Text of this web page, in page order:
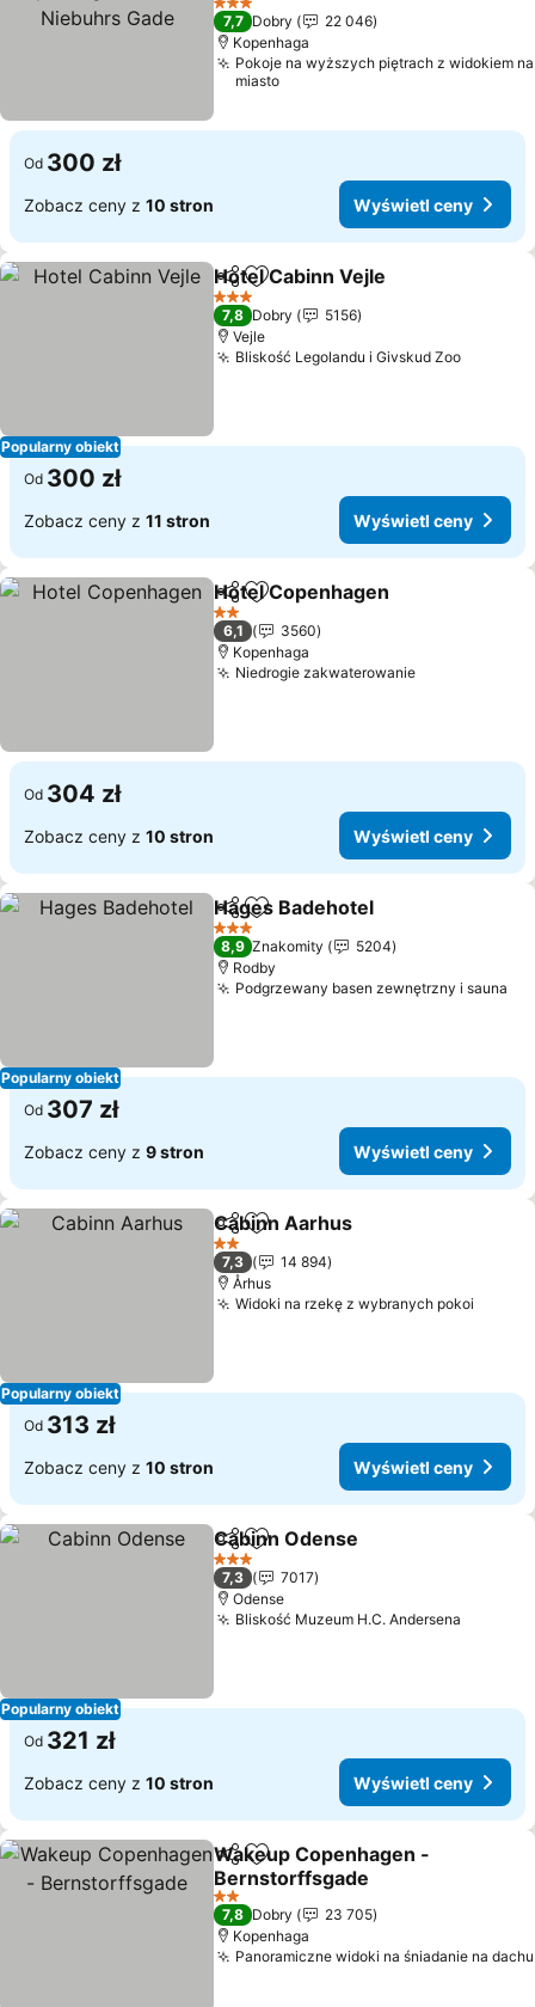
3 Kategoria
7,7 Dobry
22 046
Kopenhaga
Pokoje na wyższych piętrach z widokiem na
miasto
Od 300 zł
Zobacz ceny z 10 stron Wyświetl ceny
Popularny obiekt
Udostępnij
Dodaj do ulubionych
Hotel Cabinn Vejle
3 Kategoria
7,8 Dobry
5156
Vejle
Bliskość Legolandu i Givskud Zoo
Od 300 zł
Zobacz ceny z 11 stron Wyświetl ceny
Udostępnij
Dodaj do ulubionych
Hotel Copenhagen
2 Kategoria
6,1
3560
Kopenhaga
Niedrogie zakwaterowanie
Od 304 zł
Zobacz ceny z 10 stron Wyświetl ceny
Popularny obiekt
Udostępnij
Dodaj do ulubionych
Hages Badehotel
3 Kategoria
8,9 Znakomity
5204
Rodby
Podgrzewany basen zewnętrzny i sauna
Od 307 zł
Zobacz ceny z 9 stron Wyświetl ceny
Popularny obiekt
Udostępnij
Dodaj do ulubionych
Cabinn Aarhus
2 Kategoria
7,3
14 894
Århus
Widoki na rzekę z wybranych pokoi
Od 313 zł
Zobacz ceny z 10 stron Wyświetl ceny
Popularny obiekt
Udostępnij
Dodaj do ulubionych
Cabinn Odense
3 Kategoria
7,3
7017
Odense
Bliskość Muzeum H.C. Andersena
Od 321 zł
Zobacz ceny z 10 stron Wyświetl ceny
Udostępnij
Dodaj do ulubionych
Wakeup Copenhagen -
Bernstorffsgade
2 Kategoria
7,8 Dobry
23 705
Kopenhaga
Panoramiczne widoki na śniadanie na dachu